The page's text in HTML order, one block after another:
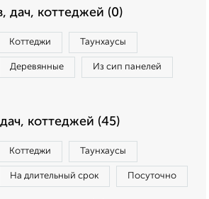
дач, коттеджей (0)
Коттеджи Таунхаусы
Деревянные Из сип панелей
коттеджей (45)
Коттеджи Таунхаусы
На длительный срок Посуточно